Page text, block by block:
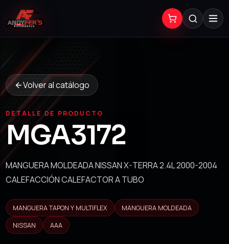
Volver al catálogo
DETALLE DE PRODUCTO
MGA3172
MANGUERA MOLDEADA NISSAN X-TERRA 2.4L 2000-2004
CALEFACCIÓN CALEFACTOR A TUBO
MANGUERA TAPON Y MULTIFLEX
MANGUERA MOLDEADA
NISSAN
AAA